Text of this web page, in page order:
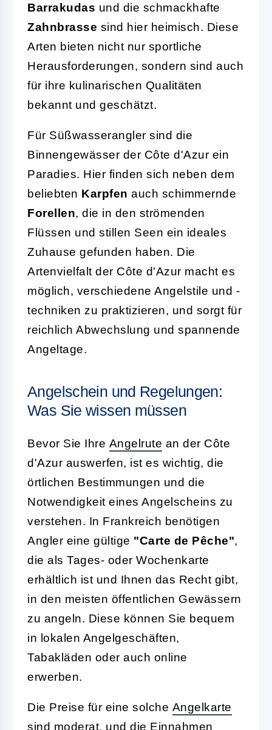
Barrakudas und die schmackhafte
Zahnbrasse sind hier heimisch. Diese
Arten bieten nicht nur sportliche
Herausforderungen, sondern sind auch
für ihre kulinarischen Qualitäten
bekannt und geschätzt.
Für Süßwasserangler sind die
Binnengewässer der Côte d'Azur ein
Paradies. Hier finden sich neben dem
beliebten Karpfen auch schimmernde
Forellen, die in den strömenden
Flüssen und stillen Seen ein ideales
Zuhause gefunden haben. Die
Artenvielfalt der Côte d'Azur macht es
möglich, verschiedene Angelstile und -
techniken zu praktizieren, und sorgt für
reichlich Abwechslung und spannende
Angeltage.
Angelschein und Regelungen:
Was Sie wissen müssen
Bevor Sie Ihre Angelrute an der Côte
d'Azur auswerfen, ist es wichtig, die
örtlichen Bestimmungen und die
Notwendigkeit eines Angelscheins zu
verstehen. In Frankreich benötigen
Angler eine gültige "Carte de Pêche",
die als Tages- oder Wochenkarte
erhältlich ist und Ihnen das Recht gibt,
in den meisten öffentlichen Gewässern
zu angeln. Diese können Sie bequem
in lokalen Angelgeschäften,
Tabakläden oder auch online
erwerben.
Die Preise für eine solche Angelkarte
sind moderat, und die Einnahmen